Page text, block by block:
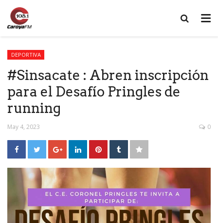
DEPORTIVA
#Sinsacate : Abren inscripción
para el Desafío Pringles de
running
May 4, 2023 0